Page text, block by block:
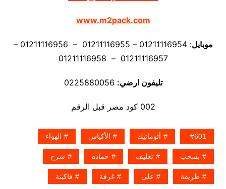
www.m2pack.com
موبايل
: 01211116954 – 01211116955 – 01211116956 –
01211116957 – 01211116958
تليفون ارضي:
002 كود مصر قبل الرقم
601 أتوماتيك الأكياس الهواء
بسحب تغليف حماده شرح
طريقة علي غرفة فاكينة